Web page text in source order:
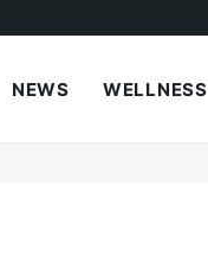
NEWS WELLNESS